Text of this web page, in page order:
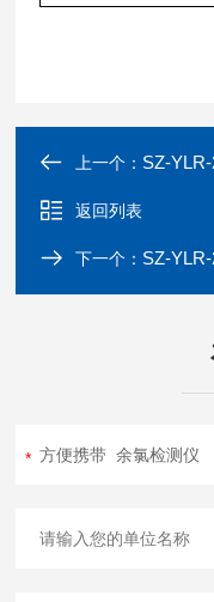
上一个： SZ-
返回列表
下一个： SZ-